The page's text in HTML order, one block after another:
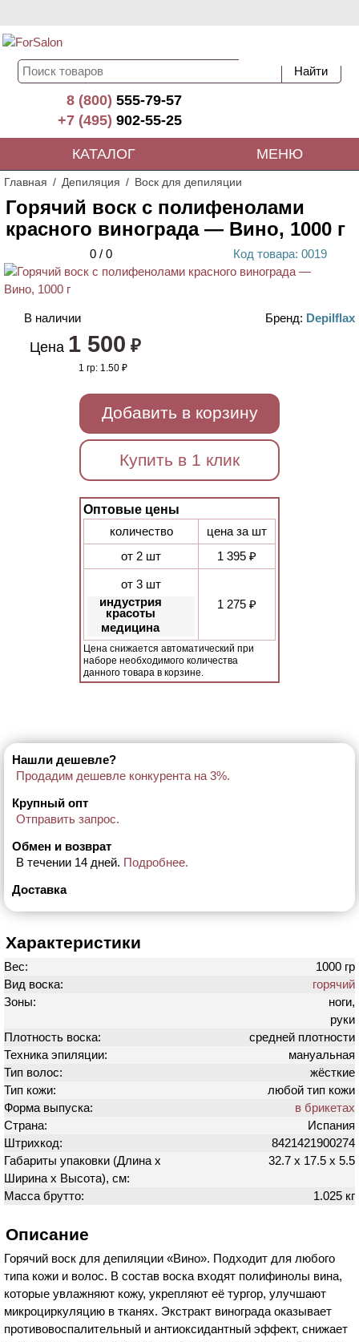
8 (800)555-79-57
+7 (495)902-55-25
КАТАЛОГ МЕНЮ
Главная Депиляция Воск для депиляции
Горячий воск с полифенолами
красного винограда — Вино, 1000 г
0 / 0 Код товара: 0019
В наличии Бренд: Depilflax
Цена 1 500 ₽
1 гр:1.50 ₽
Добавить в корзину
Купить в 1 клик
Оптовые цены
количество
цена за шт
от 2 шт
1 395 ₽
от 3 шт
индустрия
красоты
медицина
1 275 ₽
Цена снижается автоматический при
наборе необходимого количества
данного товара в корзине.
Нашли дешевле?
Продадим дешевле конкурента на 3%.
Крупный опт
Отправить запрос.
Обмен и возврат
В течении 14 дней. Подробнее.
Доставка
Характеристики
Вес:
1000 гр
Вид воска:
горячий
Зоны:
ноги,
руки
Плотность воска:
средней плотности
Техника эпиляции:
мануальная
Тип волос:
жёсткие
Тип кожи:
любой тип кожи
Форма выпуска:
в брикетах
Страна:
Испания
Штрихкод:
8421421900274
Габариты упаковки (Длина х
Ширина х Высота), см:
32.7 х 17.5 х 5.5
Масса брутто: 1.025 кг
Описание
Горячий воск для депиляции «Вино». Подходит для любого
типа кожи и волос. В состав воска входят полифинолы вина,
которые увлажняют кожу, укрепляют её тургор, улучшают
микроциркуляцию в тканях. Экстракт винограда оказывает
противовоспалительный и антиоксидантный эффект, снижает